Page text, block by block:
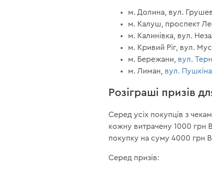
м. Долина, вул.
м. Калуш, проспект
м. Калинівка, вул.
м. Кривий Ріг, вул.
м. Бережани, вул.
м. Лиман, вул.
Розіграші призів
Серед усіх покупців з
кожну витрачену 1000 грн
покупку на суму 4000 грн
Серед призів: